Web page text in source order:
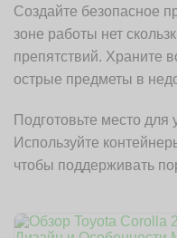
Создайте безопасное
зоне работы нет
препятствий. Храните
острые предметы в
Подготовьте место для
Используйте
чтобы поддерживать